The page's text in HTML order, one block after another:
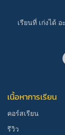
เรียนที่ เก่งได้
เนื้อหาการเรียน
คอร์สเรียน
รีวิว